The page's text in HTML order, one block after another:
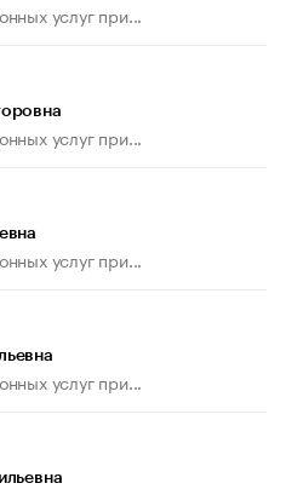
услуг при...
услуг при...
услуг при...
услуг при...